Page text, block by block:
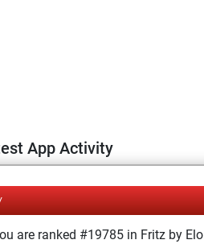
App Activity
are ranked #19785 in Fritz by Elo